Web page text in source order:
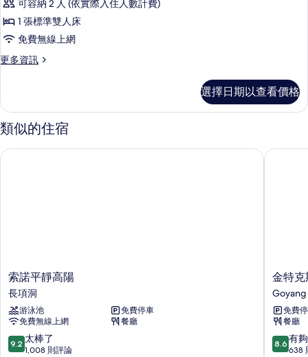
可容納 2 人 (依實際入住人數計費)
1 張標準雙人床
免費無線上網
更多資訊
更
房
的
詳
選擇日期以查看價格
類似的住宿
索
諾
平
靜
高
陽
長
索諾平靜高陽
長項洞
游泳池
免費停車
免費無線上網
餐廳
9.2
分，
9.2 太棒了
1,008 則評論
索諾平靜高陽
金
特
克
斯
格
洛
斯
金特克
Goyang
免費
餐廳
8.6
分，
8.6 有
638
金特克